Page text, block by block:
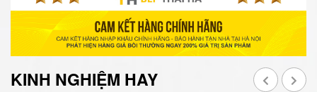
KINH NGHIỆM HAY